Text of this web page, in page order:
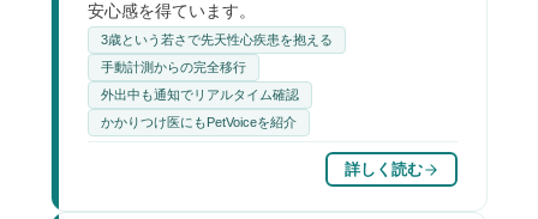
安心感を得ています。
3歳という若さで先天性心疾患を抱える
手動計測からの完全移行
外出中も通知でリアルタイム確認
かかりつけ医にもPetVoiceを紹介
詳しく読む